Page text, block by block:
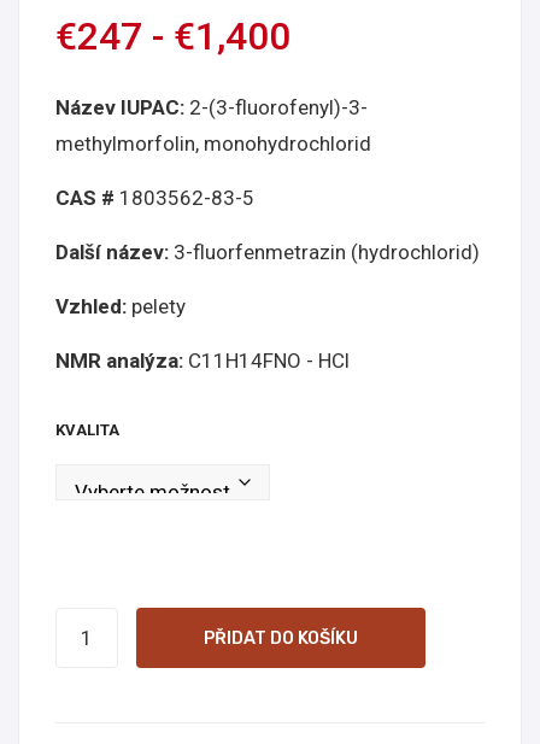
15
mg
€247 - €1,400
Název IUPAC: 2-(3-fluorofenyl)-3-
methylmorfolin, monohydrochlorid
CAS # 1803562-83-5
Další název: 3-fluorfenmetrazin (hydrochlorid)
Vzhled: pelety
NMR analýza: C11H14FNO - HCl
KVALITA
PŘIDAT DO KOŠÍKU